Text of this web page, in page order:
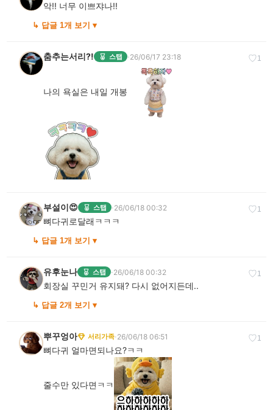
악!! 너무 이쁘쟈나!!
↳ 답글 1개 보기 ▾
♡1
춤추는서리?! 스탭 ·26/06/17 23:18
나의 욕실은 내일 개봉
♡1
부설이😍 스탭 ·26/06/18 00:32
뼈다귀로달래ㅋㅋㅋ
↳ 답글 1개 보기 ▾
♡1
유후눈나 스탭 ·26/06/18 00:32
회장실 꾸민거 유지돼? 다시 없어지든데..
↳ 답글 2개 보기 ▾
♡1
뿌꾸엉아 서리가족·26/06/18 06:51
뼈다귀 얼마면되나요?ㅋㅋ
줄수만 있다면ㅋㅋ